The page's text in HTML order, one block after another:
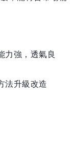
力強，透氣良
法升級改造